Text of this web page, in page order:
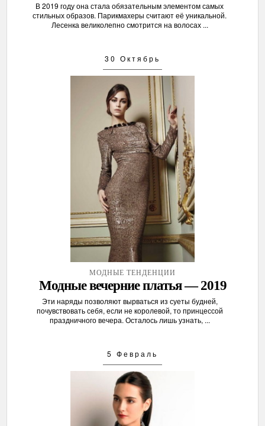
В 2019 году она стала обязательным элементом самых
стильных образов. Парикмахеры считают её уникальной.
Лесенка великолепно смотрится на волосах ...
30 Октябрь
МОДНЫЕ ТЕНДЕНЦИИ
Модные вечерние платья — 2019
Эти наряды позволяют вырваться из суеты будней,
почувствовать себя, если не королевой, то принцессой
праздничного вечера. Осталось лишь узнать, ...
5 Февраль